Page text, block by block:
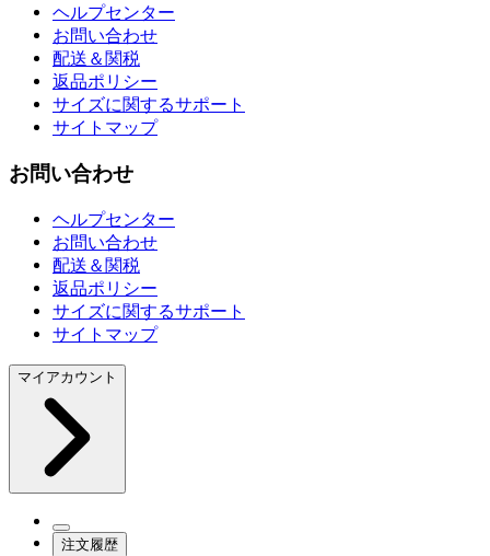
ヘルプセンター
お問い合わせ
配送＆関税
返品ポリシー
サイズに関するサポート
サイトマップ
お問い合わせ
ヘルプセンター
お問い合わせ
配送＆関税
返品ポリシー
サイズに関するサポート
サイトマップ
マイアカウント
注文履歴